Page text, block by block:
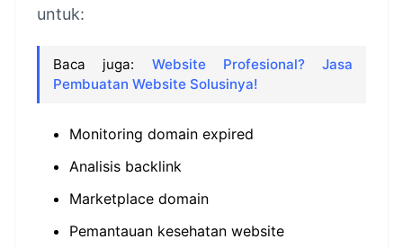
untuk:
Baca juga: Website Profesional? Jasa
Pembuatan Website Solusinya!
Monitoring domain expired
Analisis backlink
Marketplace domain
Pemantauan kesehatan website